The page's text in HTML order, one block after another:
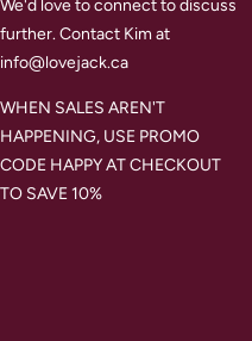
We'd love to connect to discuss
further. Contact Kim at
info@lovejack.ca
WHEN SALES AREN'T
HAPPENING, USE PROMO
CODE HAPPY AT CHECKOUT
TO SAVE 10%